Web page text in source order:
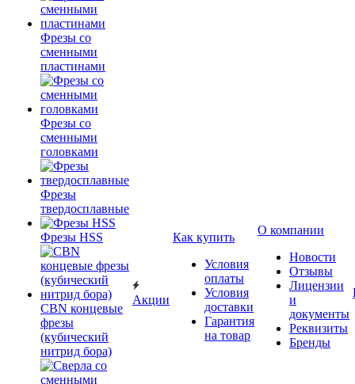
Фрезы со
сменными
пластинами
Фрезы со
сменными
головками
Фрезы
твердосплавные
Фрезы HSS
CBN концевые
фрезы
(кубический
нитрид бора)
Акции
Как купить
Условия
оплаты
Условия
доставки
Гарантия
на товар
О компании
Новости
Отзывы
Лицензии
и
документы
Реквизиты
Бренды